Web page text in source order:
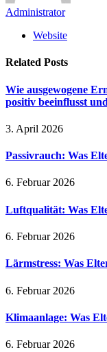
Administrator
Website
Related Posts
Wie ausgewogene
positiv beeinflusst
3. April 2026
Passivrauch: Was
6. Februar 2026
Luftqualität: Was
6. Februar 2026
Lärmstress: Was
6. Februar 2026
Klimaanlage: Was
6. Februar 2026